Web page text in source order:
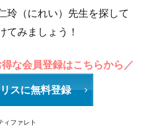
玲（にれい）先生を探して
てみましょう！
な会員登録はこちらから／
スに無料登録
ィファレト